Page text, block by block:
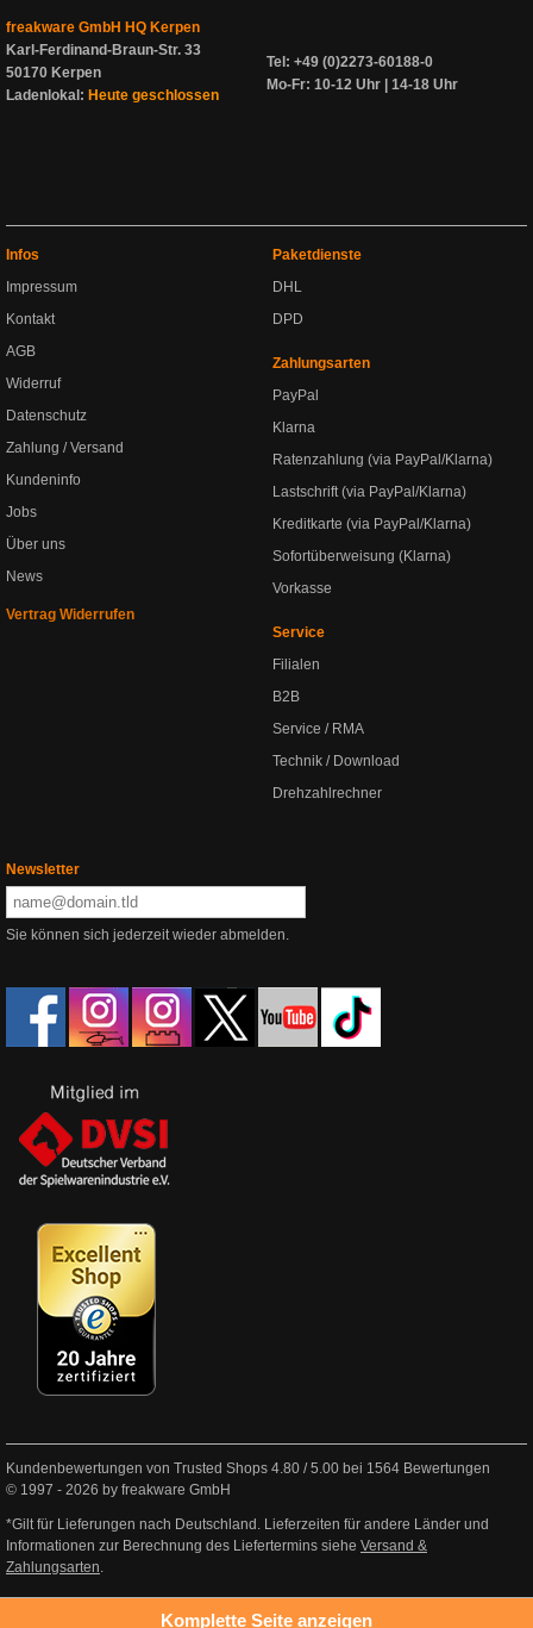
freakware GmbH HQ Kerpen
Karl-Ferdinand-Braun-Str. 33
50170 Kerpen
Ladenlokal: Heute geschlossen
Tel: +49 (0)2273-60188-0
Mo-Fr: 10-12 Uhr | 14-18 Uhr
Infos
Impressum
Kontakt
AGB
Widerruf
Datenschutz
Zahlung / Versand
Kundeninfo
Jobs
Über uns
News
Vertrag Widerrufen
Paketdienste
DHL
DPD
Zahlungsarten
PayPal
Klarna
Ratenzahlung (via PayPal/Klarna)
Lastschrift (via PayPal/Klarna)
Kreditkarte (via PayPal/Klarna)
Sofortüberweisung (Klarna)
Vorkasse
Service
Filialen
B2B
Service / RMA
Technik / Download
Drehzahlrechner
Newsletter
Sie können sich jederzeit wieder abmelden.
Kundenbewertungen von Trusted Shops 4.80 /5.00 bei 1564 Bewertungen
© 1997 - 2026 by freakware GmbH
*Gilt für Lieferungen nach Deutschland. Lieferzeiten für andere Länder und
Informationen zur Berechnung des Liefertermins siehe Versand &
Zahlungsarten.
Komplette Seite anzeigen